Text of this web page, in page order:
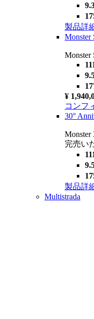
製品詳
Monster
Monster
¥
コンフ
30°
Monster
完売い
製品詳
Multistrada